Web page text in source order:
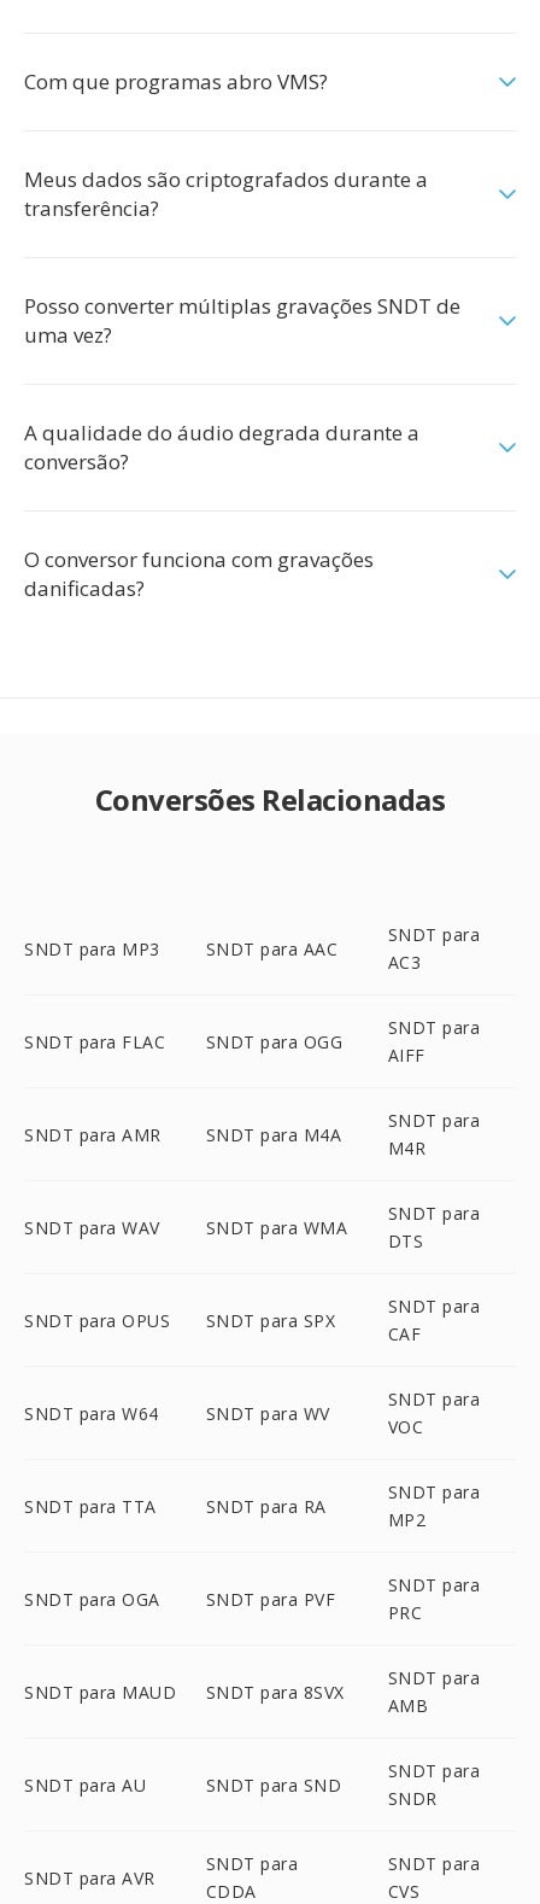
Com que programas abro VMS?
Meus dados são criptografados durante a
transferência?
Posso converter múltiplas gravações SNDT de
uma vez?
A qualidade do áudio degrada durante a
conversão?
O conversor funciona com gravações
danificadas?
Conversões Relacionadas
SNDT para MP3 SNDT para AAC
SNDT para
AC3
SNDT para FLAC SNDT para OGG
SNDT para
AIFF
SNDT para AMR SNDT para M4A
SNDT para
M4R
SNDT para WAV SNDT para WMA
SNDT para
DTS
SNDT para OPUS SNDT para SPX
SNDT para
CAF
SNDT para W64 SNDT para WV
SNDT para
VOC
SNDT para TTA SNDT para RA
SNDT para
MP2
SNDT para OGA SNDT para PVF
SNDT para
PRC
SNDT para MAUD SNDT para 8SVX
SNDT para
AMB
SNDT para AU SNDT para SND
SNDT para
SNDR
SNDT para AVR
SNDT para
CDDA
SNDT para
CVS